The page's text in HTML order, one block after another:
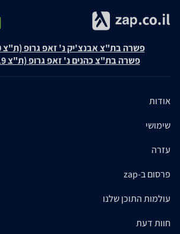
פשרה בת"צ אבנצ'יק נ' זאפ גרופ (ת"צ 23008-08-20)
פשרה בת"צ כהנים נ' זאפ גרופ (ת"צ 60371-12-19)
אודות
שימושי
עזרה
פרסום ב-zap
עולמות התוכן שלנו
חוות דעת